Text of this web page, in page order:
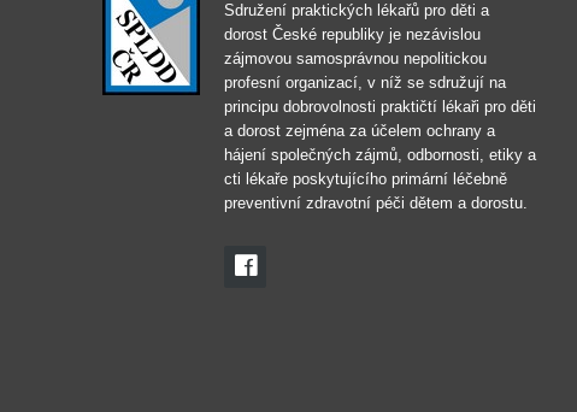
Sdružení praktických lékařů pro děti a
dorost České republiky je nezávislou
zájmovou samosprávnou nepolitickou
profesní organizací, v níž se sdružují na
principu dobrovolnosti praktičtí lékaři pro děti
a dorost zejména za účelem ochrany a
hájení společných zájmů, odbornosti, etiky a
cti lékaře poskytujícího primární léčebně
preventivní zdravotní péči dětem a dorostu.